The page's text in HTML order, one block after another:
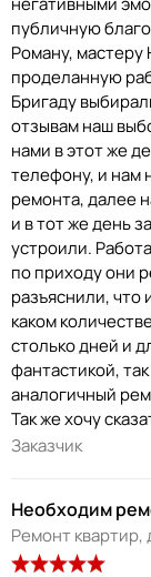
публичную
Роману,
проделанную
Бригаду
отзывам наш
нами в этот же
телефону, и нам
ремонта, далее
и в тот же день
устроили.
по приходу они
разъяснили, что
каком
столько дней и
фантастикой,
аналогичный
Так же хочу
Заказчик
Необходим
Ремонт